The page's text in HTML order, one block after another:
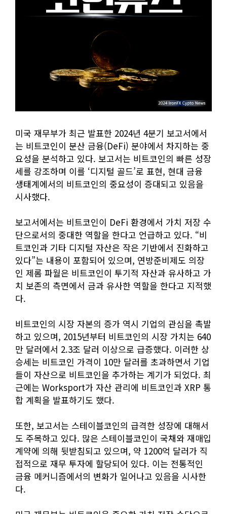
미국 재무부가 최근 발표한 2024년 4분기 보고서에서
는 비트코인이 분산 금융(DeFi) 분야에서 차지하는 중
요성을 분석하고 있다. 보고서는 비트코인의 빠른 성장
세를 강조하며 이를 ‘디지털 골드’로 표현, 현대 금융
생태계에서의 비트코인의 중요성이 증대되고 있음을
시사했다.
보고서에서는 비트코인이 DeFi 환경에서 가치 저장 수
단으로서의 중대한 역할을 한다고 언급하고 있다. “비
트코인과 기타 디지털 자산은 작은 기반에서 진화하고
있다”는 내용이 포함되어 있으며, 연방준비제도 의장
인 제롬 파월은 비트코인이 투기적 자산과 유사하고 가
치 보존의 측면에서 금과 유사한 역할을 한다고 지적했
다.
비트코인의 시장 자본의 증가 역시 기업의 관심을 촉발
하고 있으며, 2015년부터 비트코인의 시장 가치는 640
만 달러에서 2.3조 달러 이상으로 급증했다. 이러한 상
승세는 비트코인 가격이 10만 달러를 초과하면서 기업
들이 자산으로 비트코인을 추가하는 계기가 되었다. 최
근에는 Worksport가 자산 관리에 비트코인과 XRP 통
합 계획을 발표하기도 했다.
또한, 보고서는 스테이블코인의 급격한 성장에 대해서
도 주목하고 있다. 많은 스테이블코인이 국채와 재매입
계약에 의해 뒷받침되고 있으며, 약 1200억 달러가 직
접적으로 재무 투자에 할당되어 있다. 이는 전통적인
금융 메커니즘에서의 변화가 일어나고 있음을 시사한
다.